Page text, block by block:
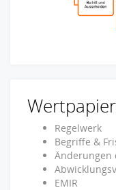
Regelwerk
Begriffe &
Änderungen
EMIR